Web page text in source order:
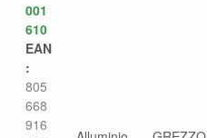
001
610
EAN
:
805
668
916